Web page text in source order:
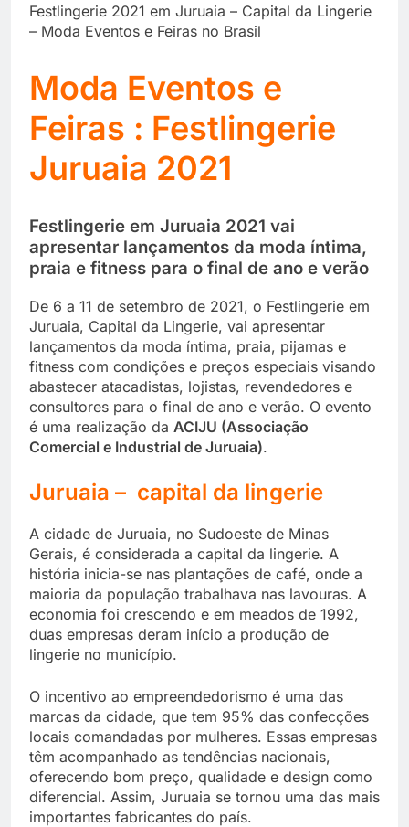
Festlingerie 2021 em Juruaia – Capital da Lingerie
– Moda Eventos e Feiras no Brasil
Moda Eventos e
Feiras : Festlingerie
Juruaia 2021
Festlingerie em Juruaia 2021 vai
apresentar lançamentos da moda íntima,
praia e fitness para o final de ano e verão
De 6 a 11 de setembro de 2021, o Festlingerie em
Juruaia, Capital da Lingerie, vai apresentar
lançamentos da moda íntima, praia, pijamas e
fitness com condições e preços especiais visando
abastecer atacadistas, lojistas, revendedores e
consultores para o final de ano e verão. O evento
é uma realização da ACIJU (Associação
Comercial e Industrial de Juruaia).
Juruaia – capital da lingerie
A cidade de Juruaia, no Sudoeste de Minas
Gerais, é considerada a capital da lingerie. A
história inicia-se nas plantações de café, onde a
maioria da população trabalhava nas lavouras. A
economia foi crescendo e em meados de 1992,
duas empresas deram início a produção de
lingerie no município.
O incentivo ao empreendedorismo é uma das
marcas da cidade, que tem 95% das confecções
locais comandadas por mulheres. Essas empresas
têm acompanhado as tendências nacionais,
oferecendo bom preço, qualidade e design como
diferencial. Assim, Juruaia se tornou uma das mais
importantes fabricantes do país.